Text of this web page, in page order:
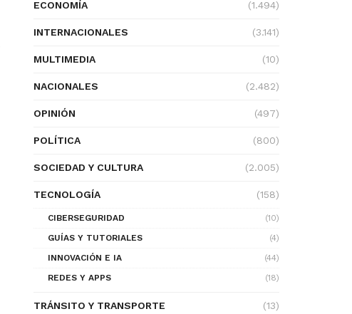
ECONOMÍA (1.494)
INTERNACIONALES (3.141)
MULTIMEDIA (10)
NACIONALES (2.482)
OPINIÓN (497)
POLÍTICA (800)
SOCIEDAD Y CULTURA (2.005)
TECNOLOGÍA (158)
CIBERSEGURIDAD
(10)
GUÍAS Y TUTORIALES
(4)
INNOVACIÓN E IA
(44)
REDES Y APPS
(18)
TRÁNSITO Y TRANSPORTE (13)